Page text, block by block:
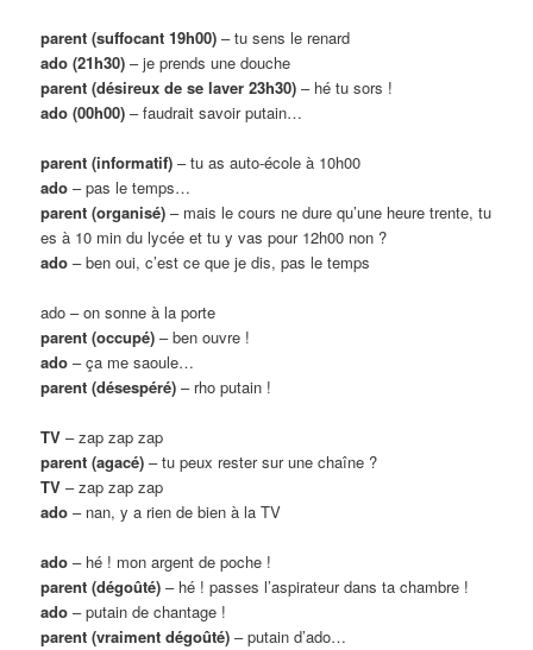
parent (suffocant 19h00) – tu sens le renard
ado (21h30) – je prends une douche
parent (désireux de se laver 23h30) – hé tu sors !
ado (00h00) – faudrait savoir putain…
parent (informatif) – tu as auto-école à 10h00
ado – pas le temps…
parent (organisé) – mais le cours ne dure qu’une heure trente, tu
es à 10 min du lycée et tu y vas pour 12h00 non ?
ado – ben oui, c’est ce que je dis, pas le temps
ado – on sonne à la porte
parent (occupé) – ben ouvre !
ado – ça me saoule…
parent (désespéré) – rho putain !
TV – zap zap zap
parent (agacé) – tu peux rester sur une chaîne ?
TV – zap zap zap
ado – nan, y a rien de bien à la TV
ado – hé ! mon argent de poche !
parent (dégoûté) – hé ! passes l’aspirateur dans ta chambre !
ado – putain de chantage !
parent (vraiment dégoûté) – putain d’ado…